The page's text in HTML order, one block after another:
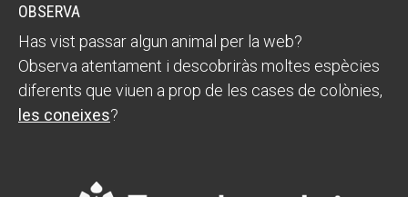
OBSERVA
Has vist passar algun animal per la web?
Observa atentament i descobriràs moltes espècies
diferents que viuen a prop de les cases de colònies,
les coneixes?